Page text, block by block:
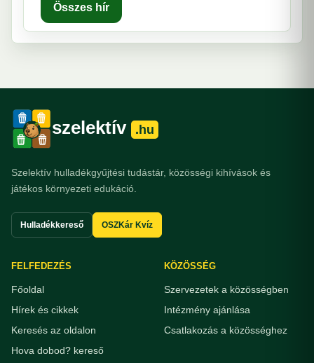
Összes hír
szelektív .hu
Szelektív hulladékgyűjtési tudástár, közösségi kihívások és
játékos környezeti edukáció.
Hulladékkereső OSZKár Kvíz
FELFEDEZÉS
Főoldal
Hírek és cikkek
Keresés az oldalon
Hova dobod? kereső
KÖZÖSSÉG
Szervezetek a közösségben
Intézmény ajánlása
Csatlakozás a közösséghez